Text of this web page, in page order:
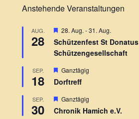
Anstehende Veranstaltungen
AUG.
28
H
e
r
v
r
e
o
b
28. Aug. -31. Aug.
Schützenfest St Donatus
Schützengesellschaft
SEP.
18
H
r
o
r
Ganztägig
Dorftreff
SEP.
30
H
r
Ganztägig
Chronik Hamich e.V.